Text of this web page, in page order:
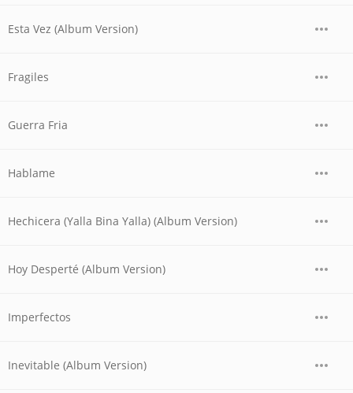
Esta Vez (Album Version)
Fragiles
Guerra Fria
Hablame
Hechicera (Yalla Bina Yalla) (Album Version)
Hoy Desperté (Album Version)
Imperfectos
Inevitable (Album Version)